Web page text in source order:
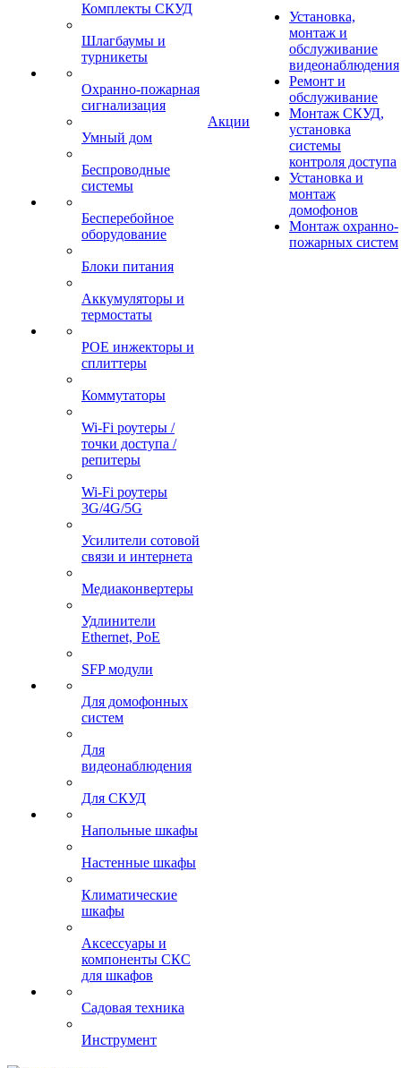
Комплекты СКУД
Шлагбаумы и
турникеты
Охранно-пожарная
сигнализация
Умный дом
Беспроводные
системы
Бесперебойное
оборудование
Блоки питания
Аккумуляторы и
термостаты
POE инжекторы и
сплиттеры
Коммутаторы
Wi-Fi роутеры /
точки доступа /
репитеры
Wi-Fi роутеры
3G/4G/5G
Усилители сотовой
связи и интернета
Медиаконвертеры
Удлинители
Ethernet, PoE
SFP модули
Для домофонных
систем
Для
видеонаблюдения
Для СКУД
Напольные шкафы
Настенные шкафы
Климатические
шкафы
Аксессуары и
компоненты СКС
для шкафов
Садовая техника
Инструмент
Акции
Установка,
монтаж и
обслуживание
видеонаблюдения
Ремонт и
обслуживание
Монтаж СКУД,
установка
системы
контроля доступа
Установка и
монтаж
домофонов
Монтаж охранно-
пожарных систем